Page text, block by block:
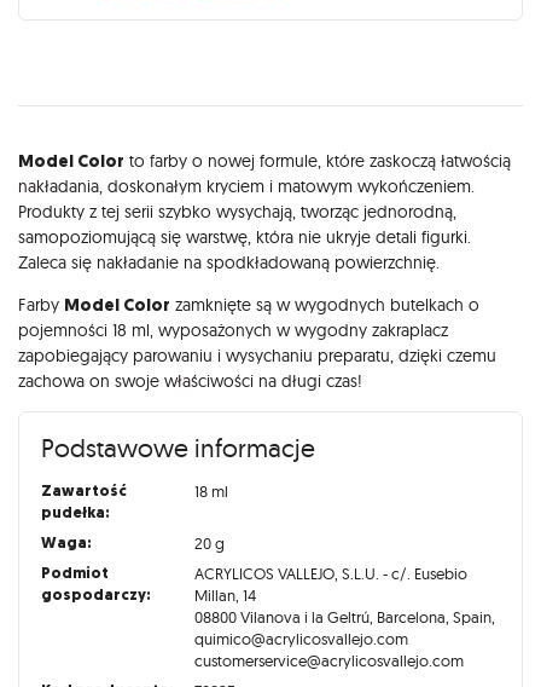
Opis
Model Color to farby o nowej formule, które zaskoczą łatwością
nakładania, doskonałym kryciem i matowym wykończeniem.
Produkty z tej serii szybko wysychają, tworząc jednorodną,
samopoziomującą się warstwę, która nie ukryje detali figurki.
Zaleca się nakładanie na spodkładowaną powierzchnię.
Farby Model Color zamknięte są w wygodnych butelkach o
pojemności 18 ml, wyposażonych w wygodny zakraplacz
zapobiegający parowaniu i wysychaniu preparatu, dzięki czemu
zachowa on swoje właściwości na długi czas!
Podstawowe informacje
Zawartość
pudełka:
18 ml
Waga: 20 g
Podmiot
gospodarczy:
ACRYLICOS VALLEJO, S.L.U. - c/. Eusebio
Millan, 14
08800 Vilanova i la Geltrú, Barcelona, Spain,
quimico@acrylicosvallejo.com
customerservice@acrylicosvallejo.com